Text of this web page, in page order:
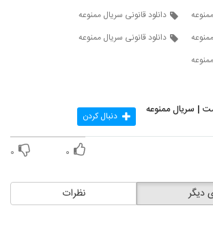
دانلود قانونی سریال ممنوعه
دانلود قانونی سریال ممنوعه
| سریال ممنوعه دنبال کردن
۰ ۰
نظرات دیگر